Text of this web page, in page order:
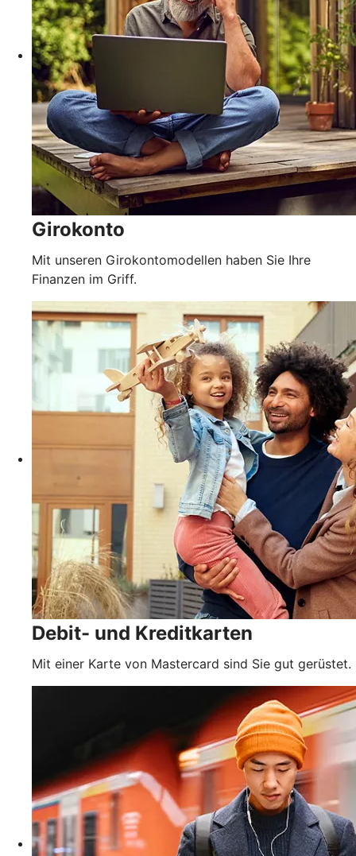
Girokonto
Mit unseren Girokontomodellen haben Sie Ihre
Finanzen im Griff.
Debit- und Kreditkarten
Mit einer Karte von Mastercard sind Sie gut gerüstet.